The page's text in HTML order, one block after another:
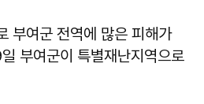
부여군 전역에 많은 피해가
부여군이 특별재난지역으로